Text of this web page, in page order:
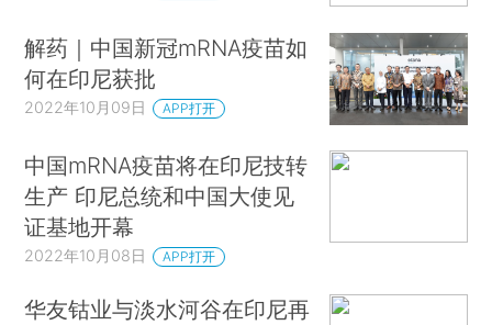
解药｜中国新冠mRNA疫苗如
何在印尼获批
2022年10月09日 APP打开
中国mRNA疫苗将在印尼技转
生产 印尼总统和中国大使见
证基地开幕
2022年10月08日 APP打开
华友钴业与淡水河谷在印尼再